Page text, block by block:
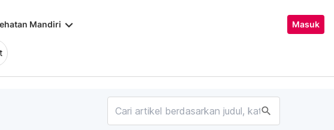
Mandiri keyboard_arrow_down Masuk
search